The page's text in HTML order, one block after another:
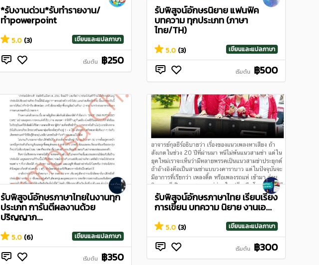
*รับงานด่วน*รับทำรายงาน/
ทำpowerpoint
5.0 (3) เขียนและแปลภาษา
เริ่มต้น ฿250
รับพิสูจน์อักษรนิยาย แฟนฟิค
บทความ ทุกประเภท (ภาษา
ไทย/TH)
5.0 (3) เขียนและแปลภาษา
เริ่มต้น ฿500
รับพิสูจน์อักษรภาษาไทยในงานทุก
ประเภท การันตีผลงานด้วย
ปริญญาภ...
5.0 (6) เขียนและแปลภาษา
เริ่มต้น ฿350
รับพิสูจน์อักษรภาษาไทย เรียบเรียง
การเขียน บทความ นิยาย งานเอ...
5.0 (3) เขียนและแปลภาษา
เริ่มต้น ฿300